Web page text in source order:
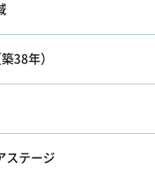
38年）
ステージ